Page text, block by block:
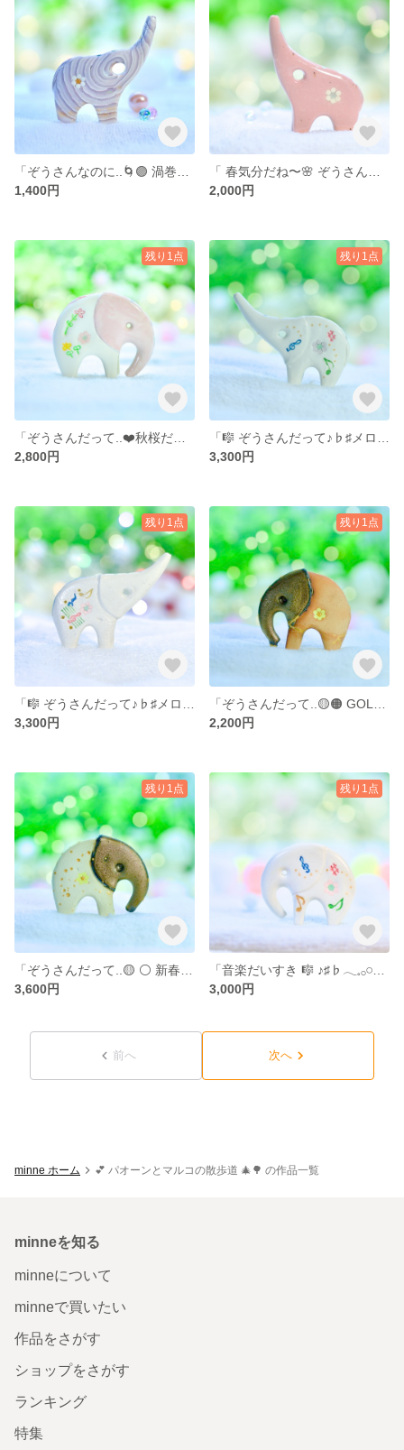
1,400円
2,000円
残り1点
2,800円
残り1点
3,300円
残り1点
3,300円
残り1点
2,200円
残り1点
3,600円
残り1点
3,000円
前へ 次へ
minne ホーム 💕 パオーンとマルコの散歩道 🎄🌳 の作品一覧
minneを知る
minneについて
minneで買いたい
作品をさがす
ショップをさがす
ランキング
特集